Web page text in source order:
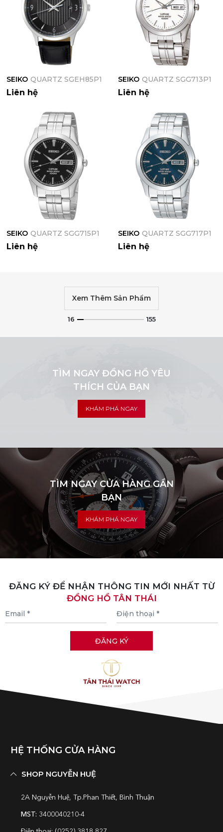
SEIKO QUARTZ SGEH85P1
Liên hệ
SEIKO QUARTZ SGG713P1
Liên hệ
SEIKO QUARTZ SGG715P1
Liên hệ
SEIKO QUARTZ SGG717P1
Liên hệ
Xem Thêm Sản Phẩm
16 155
TÌM NGAY ĐỒNG HỒ YÊU
THÍCH CỦA BẠN
KHÁM PHÁ NGAY
TÌM NGAY CỬA HÀNG GẦN
BẠN
KHÁM PHÁ NGAY
ĐĂNG KÝ ĐỂ NHẬN THÔNG TIN MỚI NHẤT TỪ
ĐỒNG HỒ TÂN THÁI
HỆ THỐNG CỬA HÀNG
SHOP NGUYỄN HUỆ
2A Nguyễn Huệ, Tp.Phan Thiết, Bình Thuận
MST: 3400040210-4